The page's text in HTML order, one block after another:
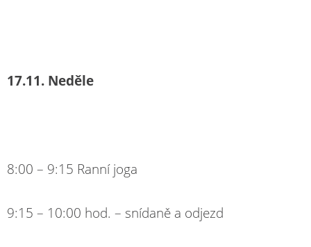
17.11. Neděle
8:00 – 9:15 Ranní joga
9:15 – 10:00 hod. – snídaně a odjezd